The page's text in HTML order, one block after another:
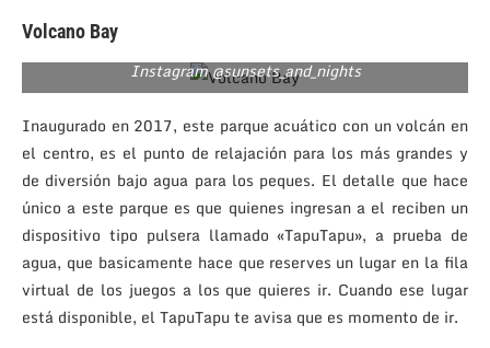
Volcano Bay
Instagram @sunsets_and_nights
Inaugurado en 2017, este parque acuático con un volcán en
el centro, es el punto de relajación para los más grandes y
de diversión bajo agua para los peques. El detalle que hace
único a este parque es que quienes ingresan a el reciben un
dispositivo tipo pulsera llamado «TapuTapu», a prueba de
agua, que basicamente hace que reserves un lugar en la fila
virtual de los juegos a los que quieres ir. Cuando ese lugar
está disponible, el TapuTapu te avisa que es momento de ir.